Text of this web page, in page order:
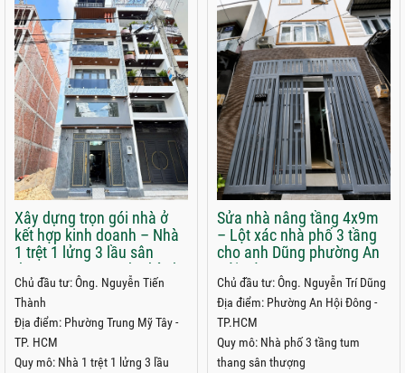
Xây dựng trọn gói nhà ở
kết hợp kinh doanh – Nhà
1 trệt 1 lửng 3 lầu sân
thượng 5x22m anh Thành
phường Trung Mỹ Tây
Chủ đầu tư: Ông. Nguyễn Tiến
Thành
Địa điểm: Phường Trung Mỹ Tây -
TP. HCM
Quy mô: Nhà 1 trệt 1 lửng 3 lầu
Sửa nhà nâng tầng 4x9m
– Lột xác nhà phố 3 tầng
cho anh Dũng phường An
Hội Đông
Chủ đầu tư: Ông. Nguyễn Trí Dũng
Địa điểm: Phường An Hội Đông -
TP.HCM
Quy mô: Nhà phố 3 tầng tum
thang sân thượng